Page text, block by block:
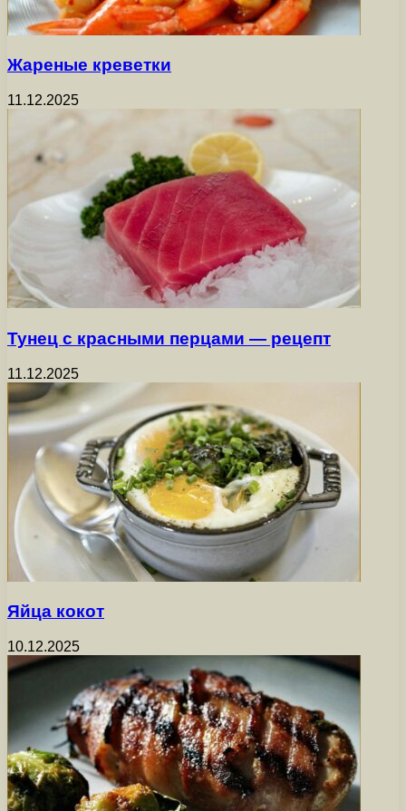
Жареные креветки
11.12.2025
Тунец с красными перцами — рецепт
11.12.2025
Яйца кокот
10.12.2025